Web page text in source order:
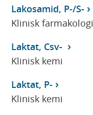
Lakosamid, P-/S-
Klinisk farmakologi
Laktat, Csv-
Klinisk kemi
Laktat, P-
Klinisk kemi